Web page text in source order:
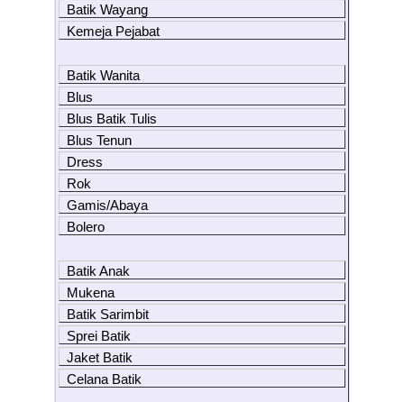
Batik Wayang
Kemeja Pejabat
Batik Wanita
Blus
Blus Batik Tulis
Blus Tenun
Dress
Rok
Gamis/Abaya
Bolero
Batik Anak
Mukena
Batik Sarimbit
Sprei Batik
Jaket Batik
Celana Batik